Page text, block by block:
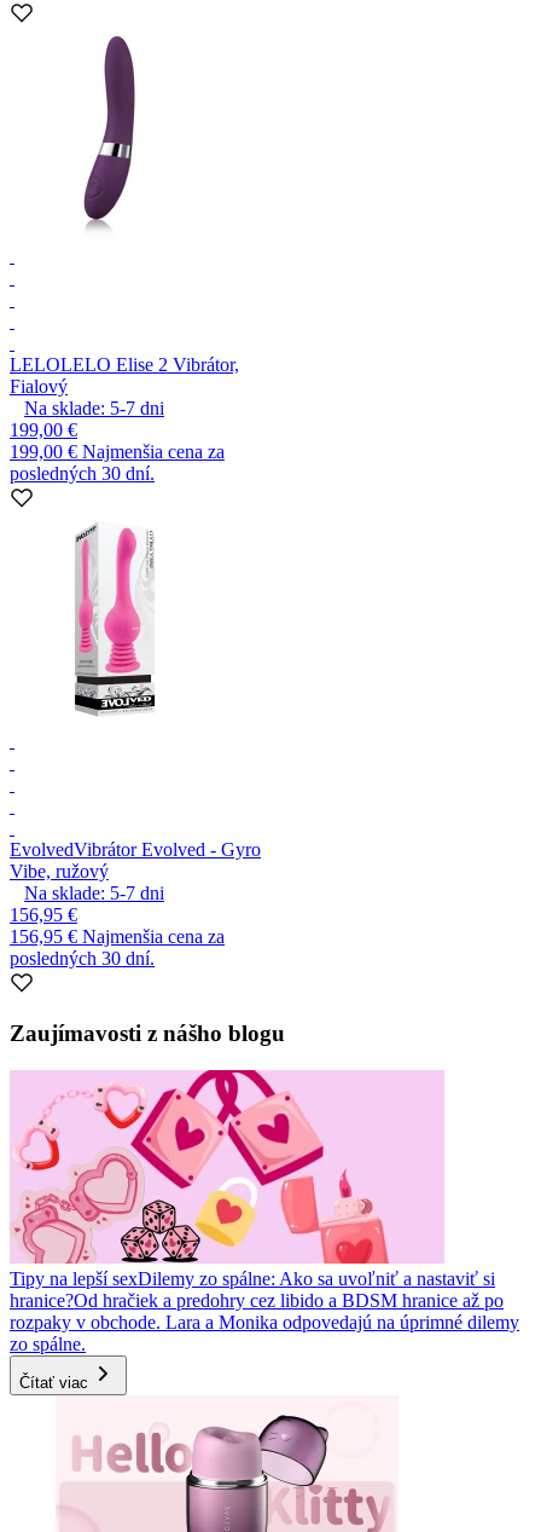
LELOLELO Elise 2 Vibrátor,
Fialový
Na sklade: 5-7 dni
199,00 €
199,00 € Najmenšia cena za
posledných 30 dní.
EvolvedVibrátor Evolved - Gyro
Vibe, ružový
Na sklade: 5-7 dni
156,95 €
156,95 € Najmenšia cena za
posledných 30 dní.
Zaujímavosti z nášho blogu
Tipy na lepší sexDilemy zo spálne: Ako sa uvoľniť a nastaviť si
hranice?Od hračiek a predohry cez libido a BDSM hranice až po
rozpaky v obchode. Lara a Monika odpovedajú na úprimné dilemy
zo spálne.
Čítať viac